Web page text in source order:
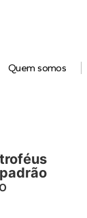
Quem somos